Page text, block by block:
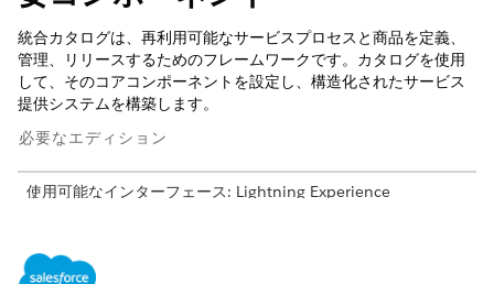
統合カタログは、再利用可能なサービスプロセスと商品を定義、
管理、リリースするためのフレームワークです。カタログを使用
して、そのコアコンポーネントを設定し、構造化されたサービス
提供システムを構築します。
必要なエディション
使用可能なインターフェース: Lightning Experience
Enterprise
Edition。